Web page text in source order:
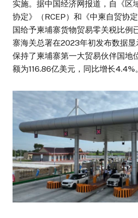
实施。据中国经济网报道，自《区
协定》（RCEP）和《中柬自贸协
国给予柬埔寨货物贸易零关税比例
寨海关总署在2023年初发布数据
保持了柬埔寨第一大贸易伙伴国地
额为116.86亿美元，同比增长4.4%。